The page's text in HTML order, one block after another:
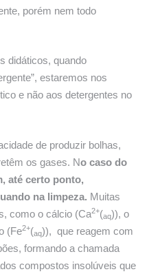
porém nem todo
didáticos, quando
estaremos nos
e não aos detergentes no
de produzir bolhas,
os gases. No caso do
até certo ponto,
na limpeza. Muitas
como o cálcio (Ca2+(aq)), o
(Fe2+(aq)), que reagem com
formando a chamada
compostos insolúveis que